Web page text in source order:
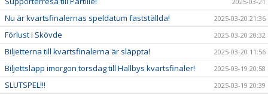
Nu är kvartsfinalernas speldatum fastställda! 2025-03-20 21:36
Förlust i Skövde 2025-03-20 20:32
Biljetterna till kvartsfinalerna är släppta! 2025-03-20 11:56
Biljettsläpp imorgon torsdag till Hallbys kvartsfinaler! 2025-03-19 20:58
SLUTSPEL!!! 2025-03-19 20:39